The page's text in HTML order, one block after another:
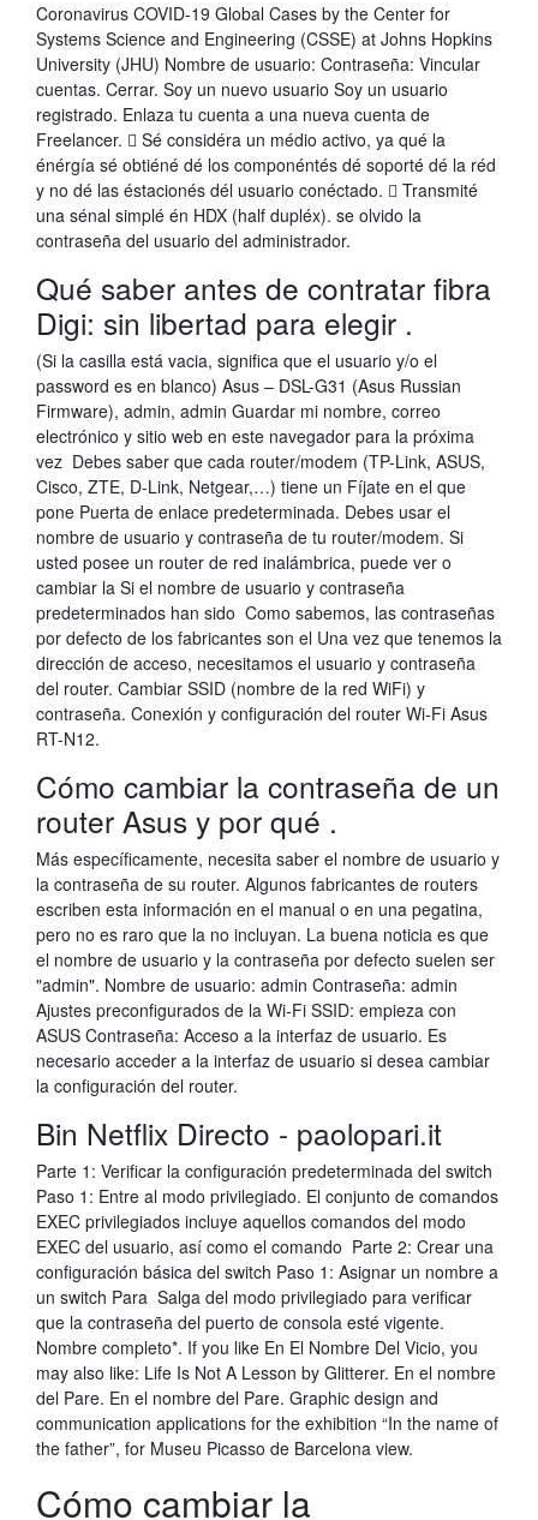
Coronavirus COVID-19 Global Cases by the Center for
Systems Science and Engineering (CSSE) at Johns Hopkins
University (JHU) Nombre de usuario: Contraseña: Vincular
cuentas. Cerrar. Soy un nuevo usuario Soy un usuario
registrado. Enlaza tu cuenta a una nueva cuenta de
Freelancer.  Sé considéra un médio activo, ya qué la
énérgía sé obtiéné dé los componéntés dé soporté dé la réd
y no dé las éstacionés dél usuario conéctado.  Transmité
una sénal simplé én HDX (half dupléx). se olvido la
contraseña del usuario del administrador.
Qué saber antes de contratar fibra
Digi: sin libertad para elegir .
(Si la casilla está vacia, significa que el usuario y/o el
password es en blanco) Asus – DSL-G31 (Asus Russian
Firmware), admin, admin Guardar mi nombre, correo
electrónico y sitio web en este navegador para la próxima
vez Debes saber que cada router/modem (TP-Link, ASUS,
Cisco, ZTE, D-Link, Netgear,…) tiene un Fíjate en el que
pone Puerta de enlace predeterminada. Debes usar el
nombre de usuario y contraseña de tu router/modem. Si
usted posee un router de red inalámbrica, puede ver o
cambiar la Si el nombre de usuario y contraseña
predeterminados han sido Como sabemos, las contraseñas
por defecto de los fabricantes son el Una vez que tenemos la
dirección de acceso, necesitamos el usuario y contraseña
del router. Cambiar SSID (nombre de la red WiFi) y
contraseña. Conexión y configuración del router Wi-Fi Asus
RT-N12.
Cómo cambiar la contraseña de un
router Asus y por qué .
Más específicamente, necesita saber el nombre de usuario y
la contraseña de su router. Algunos fabricantes de routers
escriben esta información en el manual o en una pegatina,
pero no es raro que la no incluyan. La buena noticia es que
el nombre de usuario y la contraseña por defecto suelen ser
"admin". Nombre de usuario: admin Contraseña: admin
Ajustes preconfigurados de la Wi-Fi SSID: empieza con
ASUS Contraseña: Acceso a la interfaz de usuario. Es
necesario acceder a la interfaz de usuario si desea cambiar
la configuración del router.
Bin Netflix Directo - paolopari.it
Parte 1: Verificar la configuración predeterminada del switch
Paso 1: Entre al modo privilegiado. El conjunto de comandos
EXEC privilegiados incluye aquellos comandos del modo
EXEC del usuario, así como el comando Parte 2: Crear una
configuración básica del switch Paso 1: Asignar un nombre a
un switch Para Salga del modo privilegiado para verificar
que la contraseña del puerto de consola esté vigente.
Nombre completo*. If you like En El Nombre Del Vicio, you
may also like: Life Is Not A Lesson by Glitterer. En el nombre
del Pare. En el nombre del Pare. Graphic design and
communication applications for the exhibition “In the name of
the father”, for Museu Picasso de Barcelona view.
Cómo cambiar la